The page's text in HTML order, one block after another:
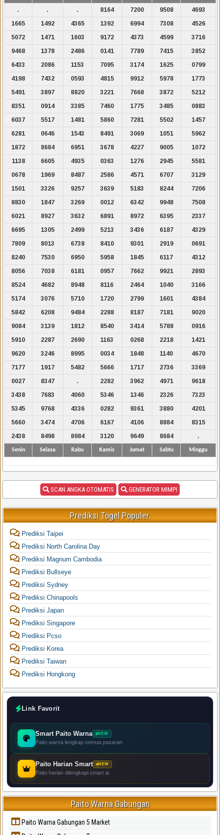
. . . 8164 7200 9508
4693
1665
1492 4365 1392 6994 7308
4526
5072
1471 1603 9172 4373 4599
3716
9468
1378 2486 0141 7789 7415
3852
6433
2086 1153 7095 3174 1625
0799
4198
7432 0593 4815 9912 5978
1773
5491
3897 8820 3221 7668 3872
5212
8351
0914 3385 7460 1775 3485
0883
6037
5517 1481 5860 7281 5502
1457
6281
0646 1543 8491 3069 1051
5962
1872
8684 6951 3678 4227 9005
1072
1138
6605 4935 0363 1276 2945
5581
0678
1969 8487 2586 4571 6707
3129
1501
3326 9257 3639 5183 8244
7206
8830
1847 3269 0012 6342 9948
7508
6021
8927 3632 6891 8972 6395
2337
6695
1305 2499 5213 3436 6187
4329
7809
8013 6738 8410 9301 2919
0691
8240
7530 6950 5958 1845 6117
4312
8056
7038 6181 0957 7662 9921
2893
8524
4682 8948 8116 2464 1040
3166
5174
3076 5710 1720 2799 1601
4384
5842
6208 9484 2288 8187 7181
9020
9084
3139 1812 8540 3414 5788
0916
5910
2287 2690 1163 0268 2218
1421
9620
3246 8995 0034 1848 1140
4670
7177
1917 5482 5666 1717 2736
3369
0027
8347 . 2282 3962 4971
9618
3438
7683 4060 5346 1346 2326
7323
5345
9768 4336 0282 9361 3880
4201
5660
3474 4706 6167 4106 8884
8315
2438
8498 8984 3120 9649 8684 .
Senin Selasa Rabu Kamis Jumat Sabtu Minggu
SCAN ANGKA OTOMATIS GENERATOR MIMPI
Prediksi Togel Populer.
Prediksi Taipei
Prediksi North Carolina Day
Prediksi Magnum Cambodia
Prediksi Bullseye
Prediksi Sydney
Prediksi Chinapools
Prediksi Japan
Prediksi Singapore
Prediksi Pcso
Prediksi Korea
Prediksi Taiwan
Prediksi Hongkong
Link Favorit
Smart Paito Warna NEW
Paito warna lengkap semua pasaran
Paito Harian Smart NEW
Paito harian dilengkapi smart ai
Paito Warna Gabungan
Paito Warna Gabungan 5 Market